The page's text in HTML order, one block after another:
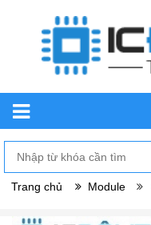
Trang chủ Module